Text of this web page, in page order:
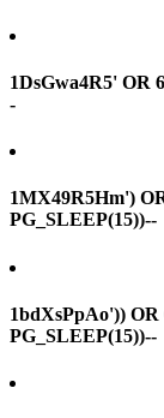
1DsGwa4R5' OR
-
1MX49R5Hm')
PG_SLEEP(15))--
1bdXsPpAo'))
PG_SLEEP(15))--